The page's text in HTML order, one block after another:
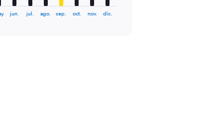
jun. jul. ago. sep. oct. nov. dic.